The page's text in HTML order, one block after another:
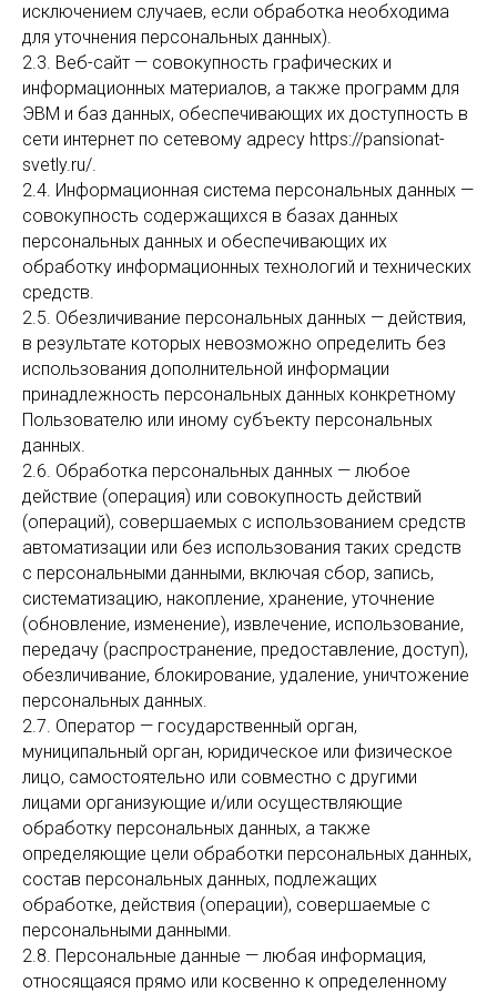
исключением случаев, если обработка необходима
для уточнения персональных данных).
2.3. Веб-сайт — совокупность графических и
информационных материалов, а также программ для
ЭВМ и баз данных, обеспечивающих их доступность в
сети интернет по сетевому адресу https://pansionat-
svetly.ru/.
2.4. Информационная система персональных данных —
совокупность содержащихся в базах данных
персональных данных и обеспечивающих их
обработку информационных технологий и технических
средств.
2.5. Обезличивание персональных данных — действия,
в результате которых невозможно определить без
использования дополнительной информации
принадлежность персональных данных конкретному
Пользователю или иному субъекту персональных
данных.
2.6. Обработка персональных данных — любое
действие (операция) или совокупность действий
(операций), совершаемых с использованием средств
автоматизации или без использования таких средств
с персональными данными, включая сбор, запись,
систематизацию, накопление, хранение, уточнение
(обновление, изменение), извлечение, использование,
передачу (распространение, предоставление, доступ),
обезличивание, блокирование, удаление, уничтожение
персональных данных.
2.7. Оператор — государственный орган,
муниципальный орган, юридическое или физическое
лицо, самостоятельно или совместно с другими
лицами организующие и/или осуществляющие
обработку персональных данных, а также
определяющие цели обработки персональных данных,
состав персональных данных, подлежащих
обработке, действия (операции), совершаемые с
персональными данными.
2.8. Персональные данные — любая информация,
относящаяся прямо или косвенно к определенному